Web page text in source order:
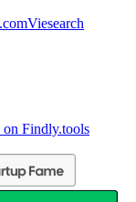
Viesearch